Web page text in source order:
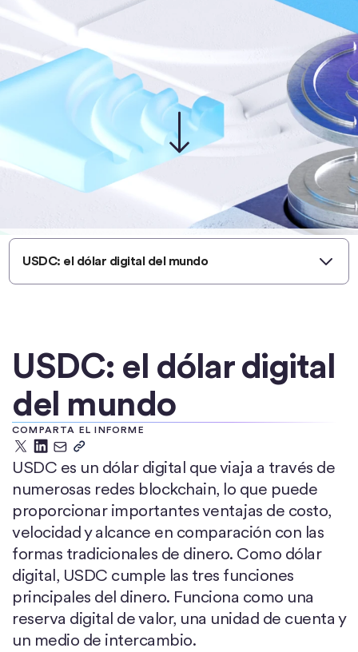
USDC: el dólar digital del mundo
USDC: el dólar digital
del mundo
COMPARTA EL INFORME
X LinkedIn
USDC es un dólar digital que viaja a través de
numerosas redes blockchain, lo que puede
proporcionar importantes ventajas de costo,
velocidad y alcance en comparación con las
formas tradicionales de dinero. Como dólar
digital, USDC cumple las tres funciones
principales del dinero. Funciona como una
reserva digital de valor, una unidad de cuenta y
un medio de intercambio.